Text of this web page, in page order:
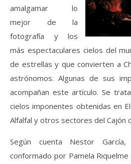
amalgamar lo
mejor de la
fotografía y los
más espectaculares cielos del
de estrellas y que convierten a
astrónomos. Algunas de sus
acompañan este artículo. Se
cielos imponentes obtenidas en El
Alfalfal y otros sectores del Cajón
Según cuenta Nestor
conformado por Pamela